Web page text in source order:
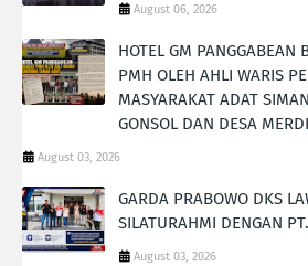
August 06, 2026
HOTEL GM PANGGABEAN
PMH OLEH AHLI WARIS
MASYARAKAT ADAT
GONSOL DAN DESA
August 03, 2026
GARDA PRABOWO DKS
SILATURAHMI DENGAN
August 03, 2026